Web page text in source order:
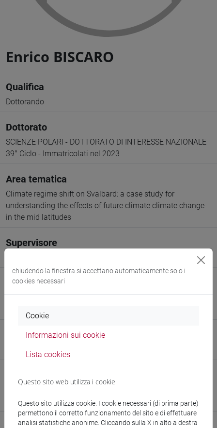
Enrico BISCARO
Qualifica
Dottorando
Dottorato
SCIENZE POLARI - DOTTORATO DI INTERESSE NAZIONALE
39° Ciclo - Immatricolati nel 2023
Area tematica
Climate regime shift on Svalbard: a case study for
understanding the effects of future climate climate change
in the mid latitudes
Supervisore
E-mail
enrico.biscaro@unive.it
Sito web
www.unive.it/persone/enrico.biscaro
Sito web struttura:https://www.unive.it/dais
chiudendo la finestra si accettano automaticamente solo i
cookies necessari
Cookie
Informazioni sui cookie
Lista cookies
Questo sito web utilizza i cookie
Questo sito utilizza cookie. I cookie necessari (di prima parte)
permettono il corretto funzionamento del sito e di effettuare
analisi statistiche anonime. Cliccando sulla X in alto a destra